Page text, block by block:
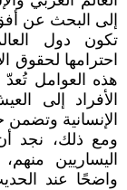
إلى البحث عن
تكون دول
احترامها لحقوق
هذه العوامل
الأفراد إلى
الإنسانية وتضمن
ومع ذلك، نجد
اليساريين
واضحًا عند